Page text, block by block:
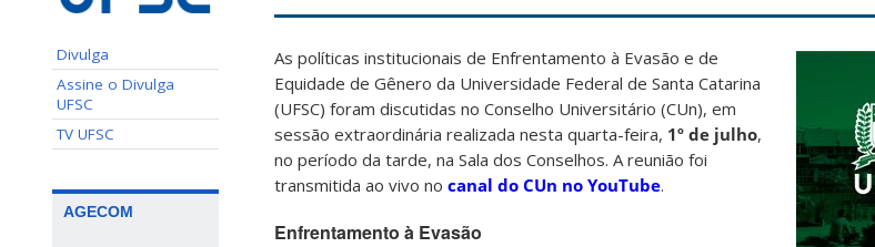
Divulga
Assine o Divulga
UFSC
TV UFSC
AGECOM
As políticas institucionais de Enfrentamento à Evasão e de
Equidade de Gênero da Universidade Federal de Santa Catarina
(UFSC) foram discutidas no Conselho Universitário (CUn), em
sessão extraordinária realizada nesta quarta-feira, 1º de julho,
no período da tarde, na Sala dos Conselhos. A reunião foi
transmitida ao vivo no canal do CUn no YouTube.
Enfrentamento à Evasão